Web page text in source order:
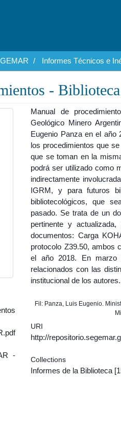
Informes Técnicos e
-
-
Manual de
Geológico Minero
Eugenio Panza en el año
los procedimientos que
que se toman en la
podrá ser utilizado como
indirectamente
IGRM, y para futuros
bibliotecológicos, que
pasado. Se trata de un
pertinente y
documentos: Carga
protocolo Z39.50, ambos
el año 2018. En marzo
relacionados con las
institucional de los autores.
Fil: Panza, Luis Eugenio.
URI
http://
Collections
Informes de la Biblioteca